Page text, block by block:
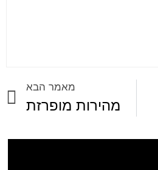
מאמר הבא
מהירות מופרזת